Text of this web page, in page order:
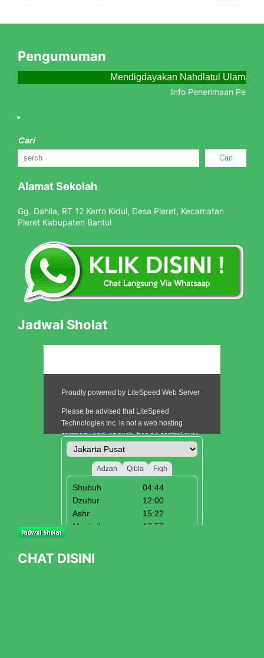
Pengumuman
Mendigdayakan Nahdlatul Ulama
Info Penerimaan
Cari
Cari
Alamat Sekolah
Gg. Dahlia, RT 12 Kerto Kidul, Desa Pleret, Kecamatan
Pleret Kabupaten Bantul
Jadwal Sholat
CHAT DISINI